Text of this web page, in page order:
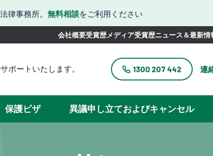
律事務所。無料相談をご利用ください
会社概要受賞歴メディア受賞歴ニュース＆最新情
ポートいたします。
語でサポートいたします。
応しています。
1300 207 442 連
保護ビザ 異議申し立ておよびキャンセル